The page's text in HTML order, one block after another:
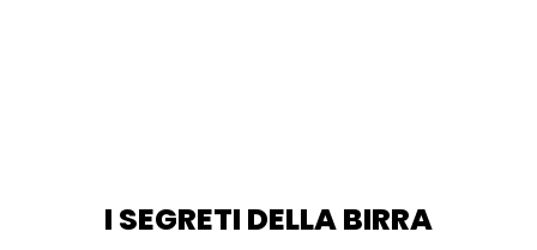
I SEGRETI DELLA BIRRA